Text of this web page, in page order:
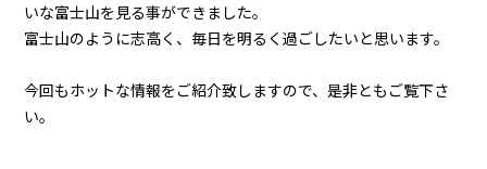
いな富士山を見る事ができました。
富士山のように志高く、毎日を明るく過ごしたいと思います。
今回もホットな情報をご紹介致しますので、是非ともご覧下さ
い。